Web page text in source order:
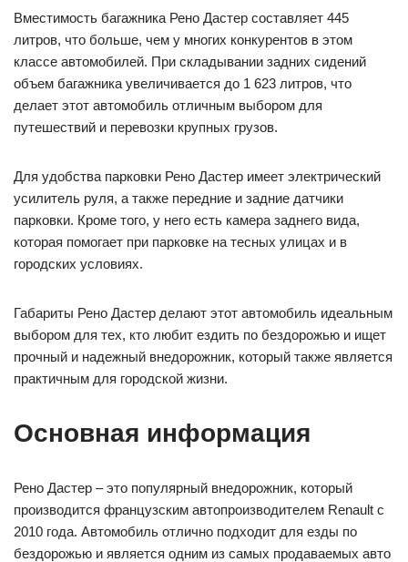
Вместимость багажника Рено Дастер составляет 445
литров, что больше, чем у многих конкурентов в этом
классе автомобилей. При складывании задних сидений
объем багажника увеличивается до 1 623 литров, что
делает этот автомобиль отличным выбором для
путешествий и перевозки крупных грузов.
Для удобства парковки Рено Дастер имеет электрический
усилитель руля, а также передние и задние датчики
парковки. Кроме того, у него есть камера заднего вида,
которая помогает при парковке на тесных улицах и в
городских условиях.
Габариты Рено Дастер делают этот автомобиль идеальным
выбором для тех, кто любит ездить по бездорожью и ищет
прочный и надежный внедорожник, который также является
практичным для городской жизни.
Основная информация
Рено Дастер – это популярный внедорожник, который
производится французским автопроизводителем Renault с
2010 года. Автомобиль отлично подходит для езды по
бездорожью и является одним из самых продаваемых авто